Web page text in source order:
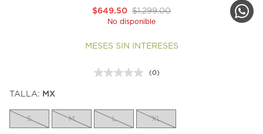
$1,299.00
$649.50
No disponible
MESES SIN INTERESES
Sin
la
misma
(0)
TALLA: MX
S M L XL